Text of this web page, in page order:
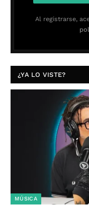
Al registrarse,
¿YA LO VISTE?
MÚSICA